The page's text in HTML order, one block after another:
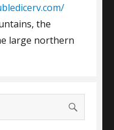
the
large northern